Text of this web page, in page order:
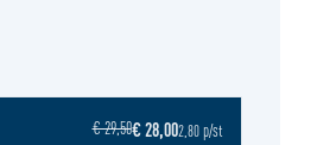
€ 29,50€ 28,002,80 p/st